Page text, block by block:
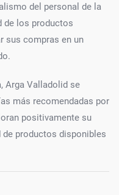
del personal de la
de los productos
sus compras en un
Arga Valladolid se
más recomendadas por
positivamente su
de productos disponibles